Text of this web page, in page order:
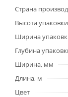
Страна
Высота
Ширина
Глубина
Ширина, мм
Длина, м
Цвет